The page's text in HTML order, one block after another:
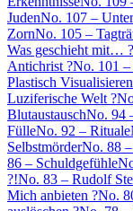
JudenNo. 107 –
ZornNo. 105 –
Was geschieht mit… ?
Antichrist ?No. 101
Plastisch
Luziferische Welt ?
BlutaustauschNo. 94
FülleNo. 92 – Rituale
SelbstmörderNo. 88
86 – Schuldgefühle
?!No. 83 – Rudolf
Mich anbieten ?No.